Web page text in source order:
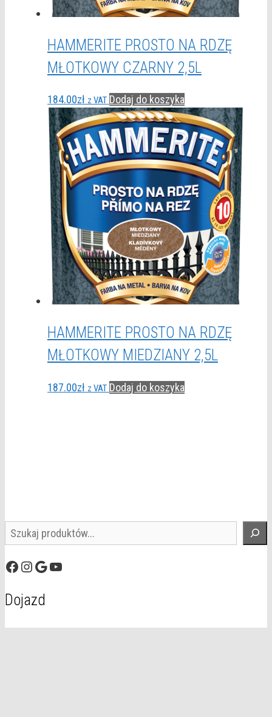
HAMMERITE PROSTO NA RDZĘ
MŁOTKOWY CZARNY 2,5L
184.00zł z VAT Dodaj do koszyka
HAMMERITE PROSTO NA RDZĘ
MŁOTKOWY MIEDZIANY 2,5L
187.00zł z VAT Dodaj do koszyka
Szukaj
Facebook
Instagram
GoogleYouTube
Dojazd